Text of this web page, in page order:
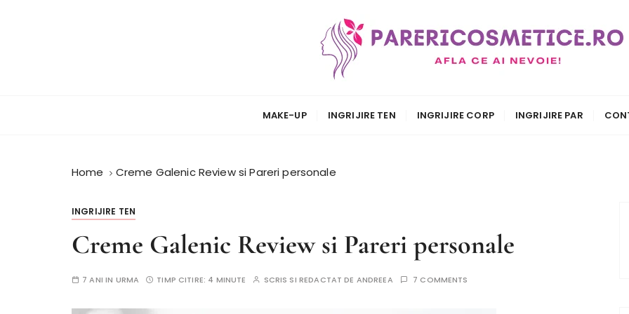
PareriCosmetice.ro
MAKE-UP INGRIJIRE TEN INGRIJIRE CORP INGRIJIRE PAR
Home Creme Galenic Review si Pareri personale
INGRIJIRE TEN
Creme Galenic Review si Pareri personale
7 ANI IN URMA TIMP CITIRE: 4 MINUTE SCRIS SI REDACTAT DE ANDREEA 7 COMMENTS